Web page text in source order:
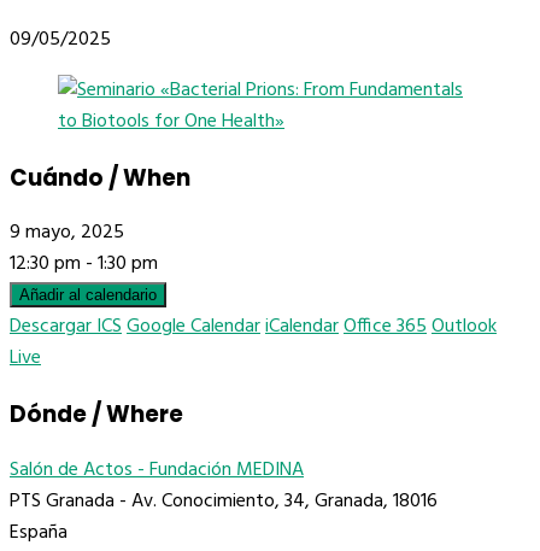
09/05/2025
Cuándo / When
9 mayo, 2025
12:30 pm - 1:30 pm
Añadir al calendario
Descargar ICSGoogle CalendariCalendarOffice 365Outlook
Live
Dónde / Where
Salón de Actos - Fundación MEDINA
PTS Granada - Av. Conocimiento, 34, Granada, 18016
España